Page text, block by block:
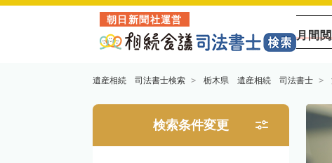
朝日新聞社運営
月間
遺産相続 司法書士検索 栃木県 遺産相続 司法書士
検索条件変更